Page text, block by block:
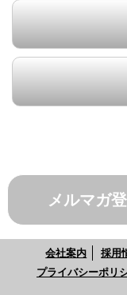
メルマガ
会社案内 採用
プライバシーポリ